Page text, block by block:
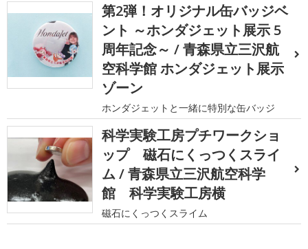
第2弾！オリジナル缶バッジベ
ント ～ホンダジェット展示 5
周年記念～ / 青森県立三沢航
空科学館 ホンダジェット展示
ゾーン
ホンダジェットと一緒に特別な缶バッジ
科学実験工房プチワークショ
ップ 磁石にくっつくスライ
ム / 青森県立三沢航空科学
館 科学実験工房横
磁石にくっつくスライム